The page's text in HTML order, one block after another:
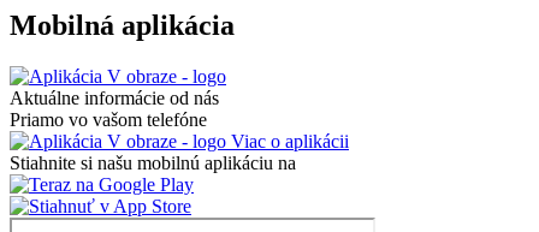
Mobilná aplikácia
Aktuálne informácie od nás
Priamo vo vašom telefóne
Viac o aplikácii
Stiahnite si našu mobilnú aplikáciu na